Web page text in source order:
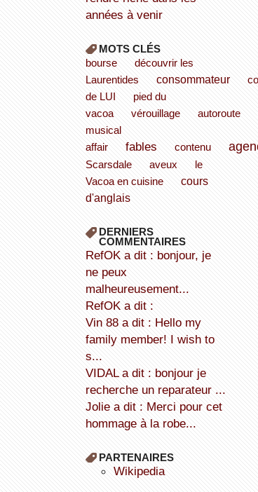
années à venir
MOTS CLÉS
bourse
découvrir les
Laurentides
consommateur
de LUI
pied du
vacoa
vérouillage autoroute
musical
affair
fables contenu
Scarsdale
aveux
le
Vacoa en cuisine
cours
d'anglais
DERNIERS
COMMENTAIRES
refOK a dit : bonjour, je
ne peux
malheureusement...
refOK a dit :
Vin 88 a dit : Hello my
family member! I wish to
s...
VIDAL a dit : bonjour je
recherche un reparateur ...
Jolie a dit : Merci pour cet
hommage à la robe...
PARTENAIRES
wikipedia